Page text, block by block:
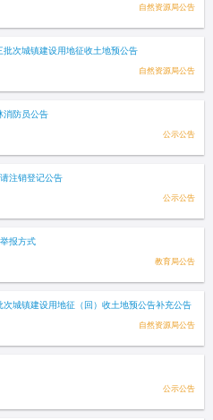
自然资源局公告
次城镇建设用地征收土地预公告
自然资源局公告
消防员公告
公示公告
注销登记公告
公示公告
报方式
教育局公告
城镇建设用地征（回）收土地预公告补充公告
自然资源局公告
公示公告